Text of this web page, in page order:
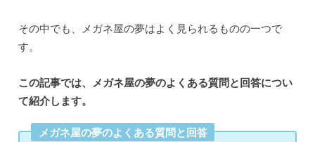
その中でも、メガネ屋の夢はよく見られるものの一つで
す。
この記事では、メガネ屋の夢のよくある質問と回答につい
て紹介します。
メガネ屋の夢のよくある質問と回答